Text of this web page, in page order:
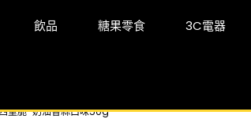
飲品 糖果零食 3C電器
重脆-奶油香蒜口味50g